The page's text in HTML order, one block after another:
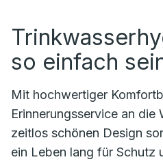
so einfach
Mit hochwertiger
Erinnerungsservice an die
zeitlos schönen Design
ein Leben lang für Schutz